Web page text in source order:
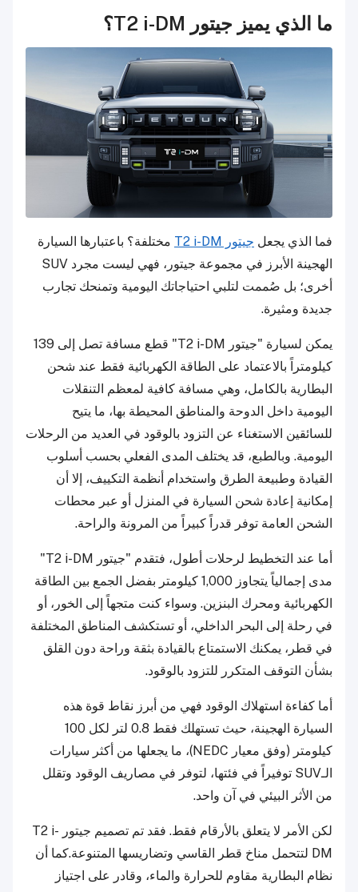
ما الذي يميز جيتور T2 i-DM؟
فما الذي يجعل جيتور T2 i-DM
مختلفة؟ باعتبارها السيارة
الهجينة الأبرز في مجموعة جيتور، فهي ليست مجرد SUV
أخرى؛ بل صُممت لتلبي احتياجاتك اليومية وتمنحك تجارب
جديدة ومثيرة.
يمكن لسيارة "جيتور T2 i-DM" قطع مسافة تصل إلى 139
كيلومتراً بالاعتماد على الطاقة الكهربائية فقط عند شحن
البطارية بالكامل، وهي مسافة كافية لمعظم التنقلات
اليومية داخل الدوحة والمناطق المحيطة بها، ما يتيح
للسائقين الاستغناء عن التزود بالوقود في العديد من الرحلات
اليومية. وبالطبع، قد يختلف المدى الفعلي بحسب أسلوب
القيادة وطبيعة الطرق واستخدام أنظمة التكييف، إلا أن
إمكانية إعادة شحن السيارة في المنزل أو عبر محطات
الشحن العامة توفر قدراً كبيراً من المرونة والراحة.
أما عند التخطيط لرحلات أطول، فتقدم "جيتور T2 i-DM"
مدى إجمالياً يتجاوز 1,000 كيلومتر بفضل الجمع بين الطاقة
الكهربائية ومحرك البنزين. وسواء كنت متجهاً إلى الخور، أو
في رحلة إلى البحر الداخلي، أو تستكشف المناطق المختلفة
في قطر، يمكنك الاستمتاع بالقيادة بثقة وراحة دون القلق
بشأن التوقف المتكرر للتزود بالوقود.
أما كفاءة استهلاك الوقود فهي من أبرز نقاط قوة هذه
السيارة الهجينة، حيث تستهلك فقط 0.8 لتر لكل 100
كيلومتر (وفق معيار NEDC)، ما يجعلها من أكثر سيارات
الـSUV توفيراً في فئتها، لتوفر في مصاريف الوقود وتقلل
من الأثر البيئي في آن واحد.
لكن الأمر لا يتعلق بالأرقام فقط. فقد تم تصميم جيتور T2 i-
DM لتتحمل مناخ قطر القاسي وتضاريسها المتنوعة.كما أن
نظام البطارية مقاوم للحرارة والماء، وقادر على اجتياز